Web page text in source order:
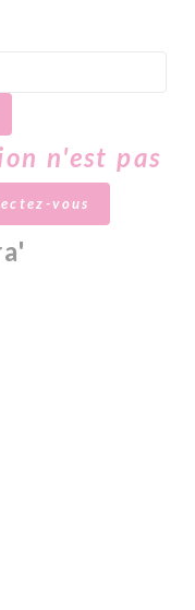
n'est pas
vous